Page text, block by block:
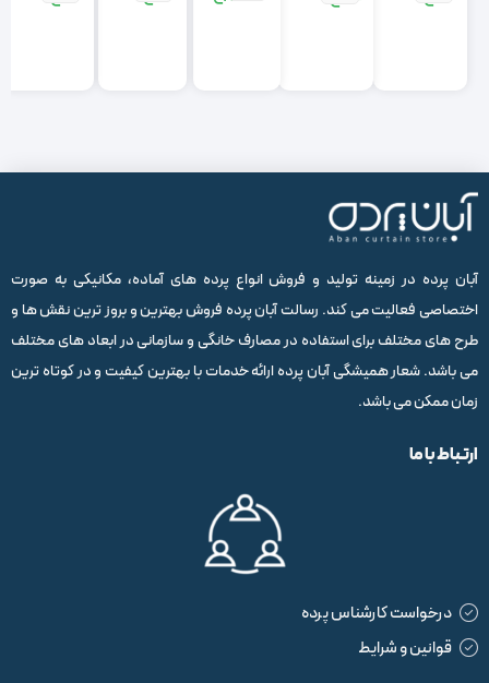
آبان پرده در زمینه تولید و فروش انواع پرده های آماده، مکانیکی به صورت
اختصاصی فعالیت می کند. رسالت آبان پرده فروش بهترین و بروز ترین نقش ها و
طرح های مختلف برای استفاده در مصارف خانگی و سازمانی در ابعاد های مختلف
می باشد. شعار همیشگی آبان پرده ارائه خدمات با بهترین کیفیت و در کوتاه ترین
زمان ممکن می باشد.
ارتباط با ما
درخواست کارشناس پرده
قوانین و شرایط